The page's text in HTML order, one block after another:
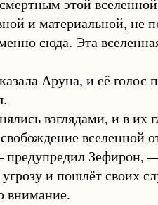
этой
и материальной, не
сюда. Эта
Аруна, и её
взглядами, и в их
вселенной
Зефирон, —
и пошлёт своих
внимание.